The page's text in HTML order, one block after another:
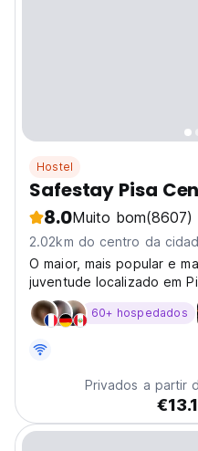
Hostel
Safestay Pisa
8.0Muito bom(8607)
2.02km do centro da
O maior, mais popular e
juventude localizado em
do
60+ hospedados
Privados a partir